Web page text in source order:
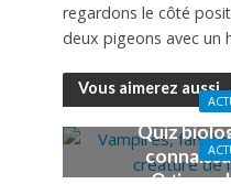
regardons le côté
deux pigeons avec un
Vous aimerez aussi
Quiz